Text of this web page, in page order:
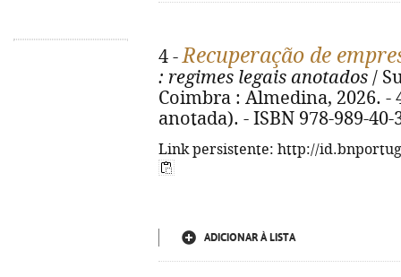
4 -Recuperação de
: regimes legais anotados /
Coimbra : Almedina, 2026. -
anotada). - ISBN 978-989-40-
Link persistente: http://
ADICIONAR À LISTA